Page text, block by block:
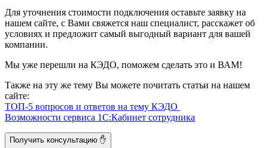
Для уточнения стоимости подключения оставьте заявку на
нашем сайте, с Вами свяжется наш специалист, расскажет об
условиях и предложит самый выгодный вариант для вашей
компании.
Мы уже перешли на КЭДО, поможем сделать это и ВАМ!
Также на эту же тему Вы можете почитать статьи на нашем
сайте:
ТОП-5 вопросов и ответов на тему КЭДО
Возможности сервиса 1С:Кабинет сотрудника
Получить консультацию ✋